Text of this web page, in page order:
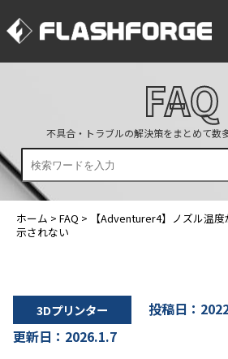
FAQ
不具合・トラブルの解決策をまとめて数
ホーム > FAQ >
【Adventurer4】ノズル温
示されない
3Dプリンター
投稿日：
更新日：2026.1.7